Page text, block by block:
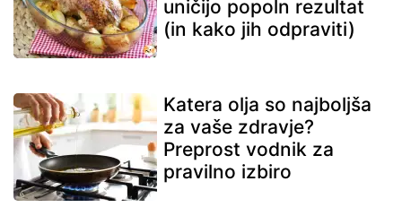
uničijo popoln rezultat
(in kako jih odpraviti)
Katera olja so najboljša
za vaše zdravje?
Preprost vodnik za
pravilno izbiro